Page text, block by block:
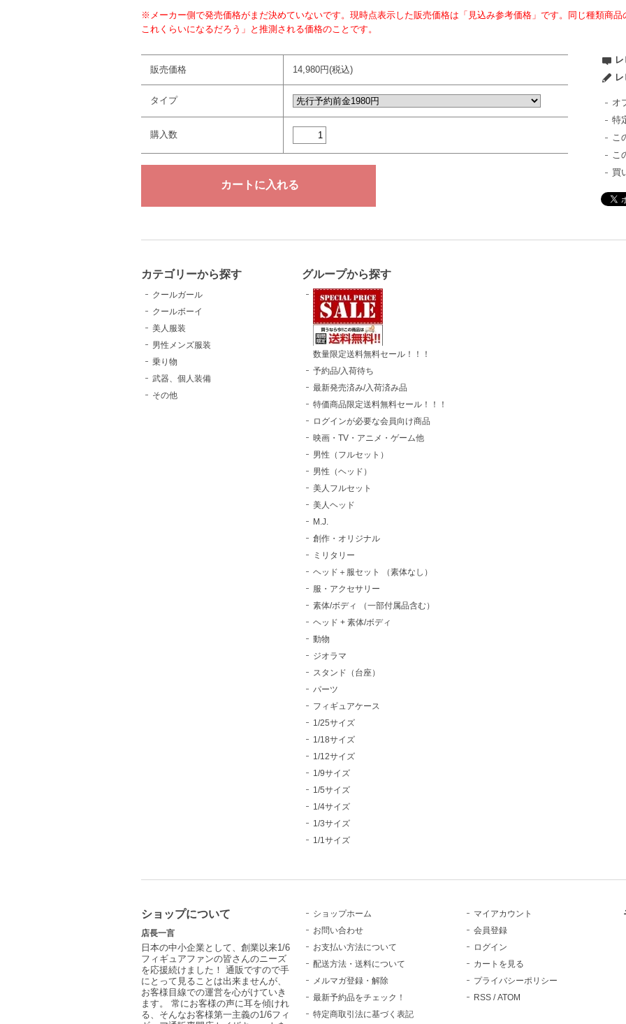
※メーカー側で発売価格がまだ決めていないです。現時点表示した販売価格は「見込み参考価格」です。同じ種類商
これくらいになるだろう」と推測される価格のことです。
販売価格 14,980円(税込)
タイプ
購入数
オ
特
こ
こ
買
カテゴリーから探す
クールガール
クールボーイ
美人服装
男性メンズ服装
乗り物
武器、個人装備
その他
グループから探す
数量限定送料無料セール！！！
予約品/入荷待ち
最新発売済み/入荷済み品
特価商品限定送料無料セール！！！
ログインが必要な会員向け商品
映画・TV・アニメ・ゲーム他
男性（フルセット）
男性（ヘッド）
美人フルセット
美人ヘッド
M.J.
創作・オリジナル
ミリタリー
ヘッド＋服セット （素体なし）
服・アクセサリー
素体/ボディ （一部付属品含む）
ヘッド + 素体/ボディ
動物
ジオラマ
スタンド（台座）
パーツ
フィギュアケース
1/25サイズ
1/18サイズ
1/12サイズ
1/9サイズ
1/5サイズ
1/4サイズ
1/3サイズ
1/1サイズ
ショップについて
店長一言
日本の中小企業として、創業以来1/6
フィギュアファンの皆さんのニーズ
を応援続けました！ 通販ですので手
にとって見ることは出来ませんが、
お客様目線での運営を心がけていき
ます。 常にお客様の声に耳を傾けれ
る、そんなお客様第一主義の1/6フィ
ショップホーム
お問い合わせ
お支払い方法について
配送方法・送料について
メルマガ登録・解除
最新予約品をチェック！
特定商取引法に基づく表記
マイアカウント
会員登録
ログイン
カートを見る
プライバシーポリシー
RSS /ATOM